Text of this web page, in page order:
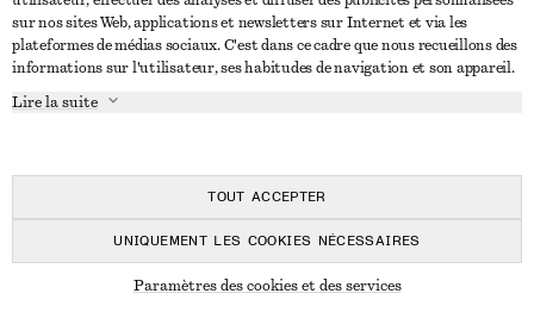
Nous contacter
Trouver un magasin
Affilié(e)s
Instagram
Pinterest
SERVICE CLIENT
Retour et remboursement
FAQ
Guide des tailles
À PROPOS
En cours de réalisation
© 2026 & OTHER STORIES
sur nos sites Web, applications et newsletters sur Internet et via les
plateformes de médias sociaux. C'est dans ce cadre que nous recueillons des
informations sur l'utilisateur, ses habitudes de navigation et son appareil.
Lire la suite
TOUT ACCEPTER
UNIQUEMENT LES COOKIES NÉCESSAIRES
Paramètres des cookies et des services